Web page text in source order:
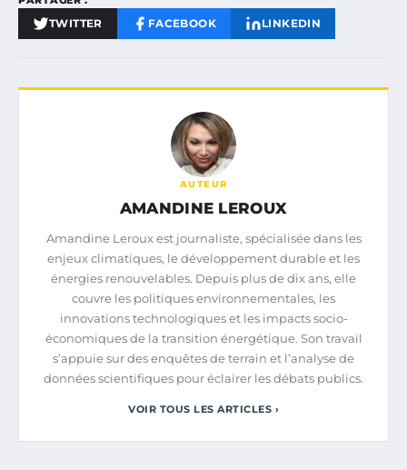
TWITTER FACEBOOK LINKEDIN
AUTEUR
AMANDINE LEROUX
Amandine Leroux est journaliste, spécialisée dans les
enjeux climatiques, le développement durable et les
énergies renouvelables. Depuis plus de dix ans, elle
couvre les politiques environnementales, les
innovations technologiques et les impacts socio-
économiques de la transition énergétique. Son travail
s’appuie sur des enquêtes de terrain et l’analyse de
données scientifiques pour éclairer les débats publics.
VOIR TOUS LES ARTICLES ›